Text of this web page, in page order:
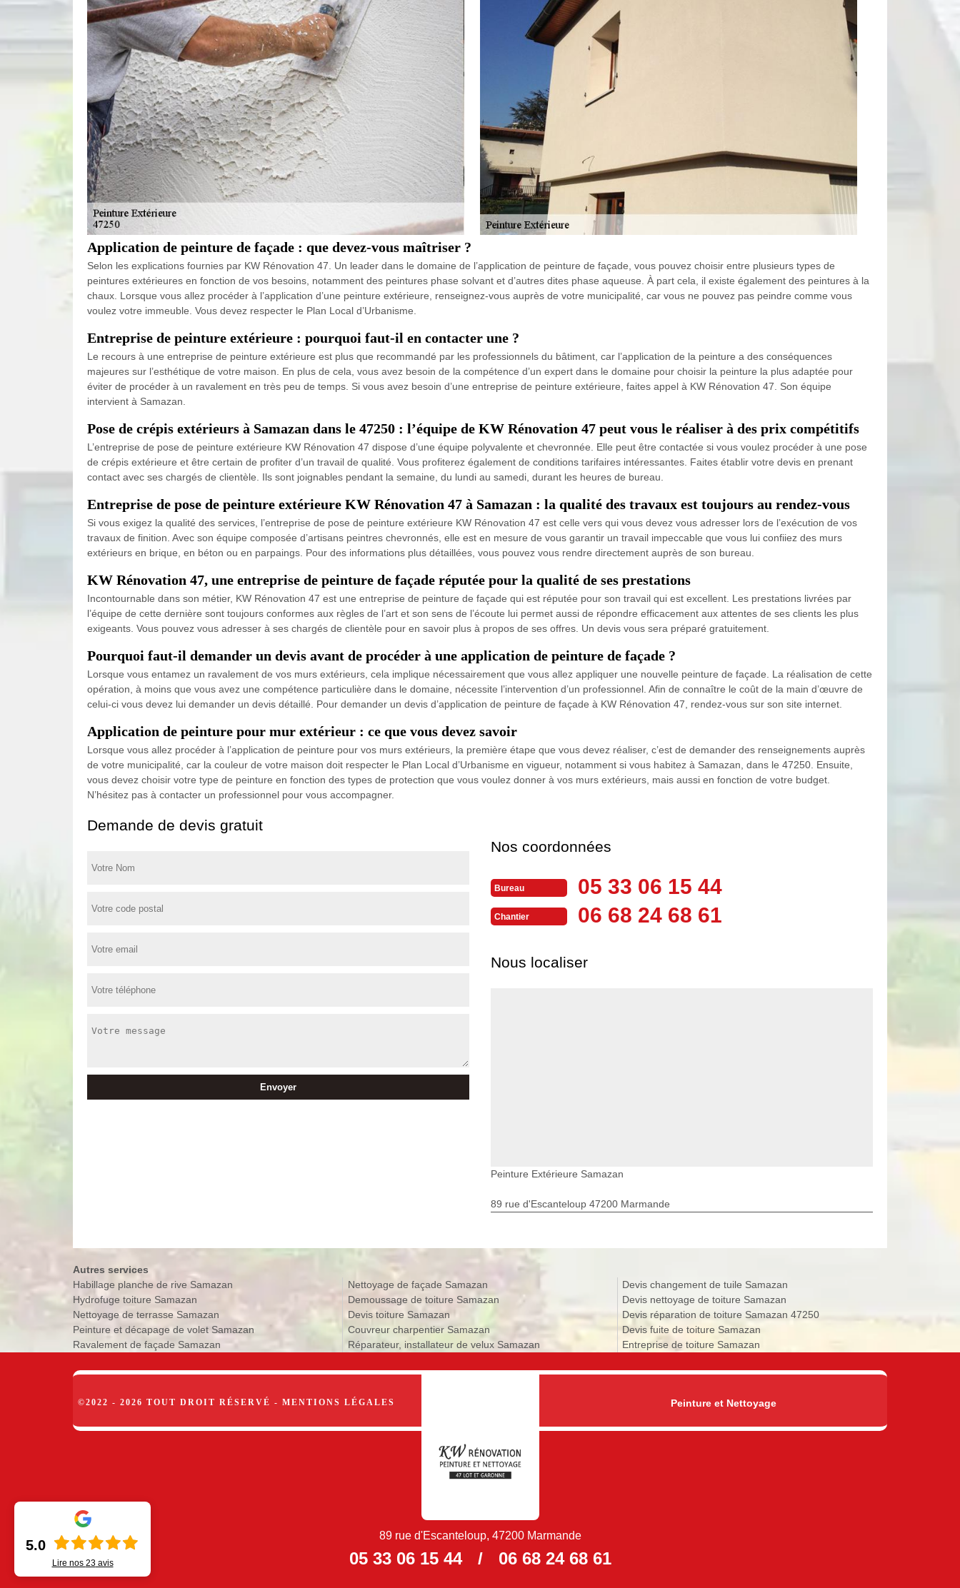
Application de peinture de façade : que devez-vous maîtriser ?
Selon les explications fournies par KW Rénovation 47. Un leader dans le domaine de l’application de peinture de façade, vous pouvez choisir entre plusieurs types de
peintures extérieures en fonction de vos besoins, notamment des peintures phase solvant et d’autres dites phase aqueuse. À part cela, il existe également des peintures à la
chaux. Lorsque vous allez procéder à l’application d’une peinture extérieure, renseignez-vous auprès de votre municipalité, car vous ne pouvez pas peindre comme vous
voulez votre immeuble. Vous devez respecter le Plan Local d’Urbanisme.
Entreprise de peinture extérieure : pourquoi faut-il en contacter une ?
Le recours à une entreprise de peinture extérieure est plus que recommandé par les professionnels du bâtiment, car l’application de la peinture a des conséquences
majeures sur l’esthétique de votre maison. En plus de cela, vous avez besoin de la compétence d’un expert dans le domaine pour choisir la peinture la plus adaptée pour
éviter de procéder à un ravalement en très peu de temps. Si vous avez besoin d’une entreprise de peinture extérieure, faites appel à KW Rénovation 47. Son équipe
intervient à Samazan.
Pose de crépis extérieurs à Samazan dans le 47250 : l’équipe de KW Rénovation 47 peut vous le réaliser à des prix compétitifs
L’entreprise de pose de peinture extérieure KW Rénovation 47 dispose d’une équipe polyvalente et chevronnée. Elle peut être contactée si vous voulez procéder à une pose
de crépis extérieure et être certain de profiter d’un travail de qualité. Vous profiterez également de conditions tarifaires intéressantes. Faites établir votre devis en prenant
contact avec ses chargés de clientèle. Ils sont joignables pendant la semaine, du lundi au samedi, durant les heures de bureau.
Entreprise de pose de peinture extérieure KW Rénovation 47 à Samazan : la qualité des travaux est toujours au rendez-vous
Si vous exigez la qualité des services, l’entreprise de pose de peinture extérieure KW Rénovation 47 est celle vers qui vous devez vous adresser lors de l’exécution de vos
travaux de finition. Avec son équipe composée d’artisans peintres chevronnés, elle est en mesure de vous garantir un travail impeccable que vous lui confiiez des murs
extérieurs en brique, en béton ou en parpaings. Pour des informations plus détaillées, vous pouvez vous rendre directement auprès de son bureau.
KW Rénovation 47, une entreprise de peinture de façade réputée pour la qualité de ses prestations
Incontournable dans son métier, KW Rénovation 47 est une entreprise de peinture de façade qui est réputée pour son travail qui est excellent. Les prestations livrées par
l’équipe de cette dernière sont toujours conformes aux règles de l’art et son sens de l’écoute lui permet aussi de répondre efficacement aux attentes de ses clients les plus
exigeants. Vous pouvez vous adresser à ses chargés de clientèle pour en savoir plus à propos de ses offres. Un devis vous sera préparé gratuitement.
Pourquoi faut-il demander un devis avant de procéder à une application de peinture de façade ?
Lorsque vous entamez un ravalement de vos murs extérieurs, cela implique nécessairement que vous allez appliquer une nouvelle peinture de façade. La réalisation de cette
opération, à moins que vous avez une compétence particulière dans le domaine, nécessite l’intervention d’un professionnel. Afin de connaître le coût de la main d’œuvre de
celui-ci vous devez lui demander un devis détaillé. Pour demander un devis d’application de peinture de façade à KW Rénovation 47, rendez-vous sur son site internet.
Application de peinture pour mur extérieur : ce que vous devez savoir
Lorsque vous allez procéder à l’application de peinture pour vos murs extérieurs, la première étape que vous devez réaliser, c’est de demander des renseignements auprès
de votre municipalité, car la couleur de votre maison doit respecter le Plan Local d’Urbanisme en vigueur, notamment si vous habitez à Samazan, dans le 47250. Ensuite,
vous devez choisir votre type de peinture en fonction des types de protection que vous voulez donner à vos murs extérieurs, mais aussi en fonction de votre budget.
N’hésitez pas à contacter un professionnel pour vous accompagner.
Demande de devis gratuit
Nos coordonnées
Bureau 05 33 06 15 44
Chantier 06 68 24 68 61
Nous localiser
Peinture Extérieure Samazan
89 rue d'Escanteloup 47200 Marmande
Autres services
Habillage planche de rive Samazan
Hydrofuge toiture Samazan
Nettoyage de terrasse Samazan
Peinture et décapage de volet Samazan
Ravalement de façade Samazan
Nettoyage de façade Samazan
Demoussage de toiture Samazan
Devis toiture Samazan
Couvreur charpentier Samazan
Réparateur, installateur de velux Samazan
Devis changement de tuile Samazan
Devis nettoyage de toiture Samazan
Devis réparation de toiture Samazan 47250
Devis fuite de toiture Samazan
Entreprise de toiture Samazan
©2022 - 2026 TOUT DROIT RÉSERVÉ - MENTIONS LÉGALES Peinture et Nettoyage
89 rue d'Escanteloup, 47200 Marmande
05 33 06 15 44 / 06 68 24 68 61
5.0
Lire nos 23avis